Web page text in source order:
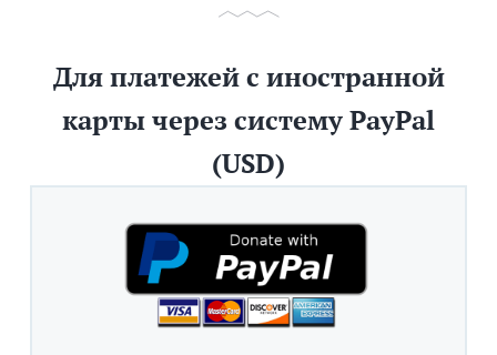
Для платежей с иностранной
карты через систему PayPal
(USD)